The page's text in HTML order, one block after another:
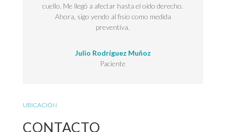
cuello. Me llegó a afectar hasta el oído derecho.
Ahora, sigo yendo al fisio como medida
preventiva.
Julio Rodríguez Muñoz
Paciente
UBICACIÓN
CONTACTO